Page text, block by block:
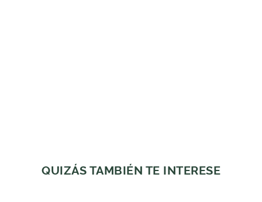
QUIZÁS TAMBIÉN TE INTERESE